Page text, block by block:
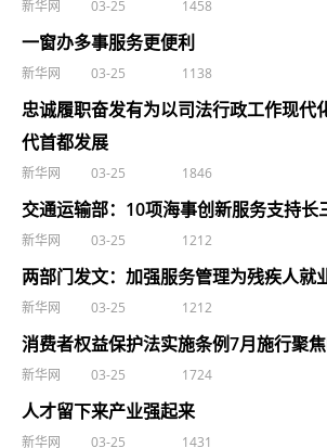
新华网 03-25 1458
一窗办多事服务更便利
新华网 03-25 1138
忠诚履职奋发有为以司法行政工作现代
代首都发展
新华网 03-25 1846
交通运输部：10项海事创新服务支持长
新华网 03-25 1212
两部门发文：加强服务管理为残疾人就
新华网 03-25 1212
消费者权益保护法实施条例7月施行聚焦
新华网 03-25 1724
人才留下来产业强起来
新华网 03-25 1431